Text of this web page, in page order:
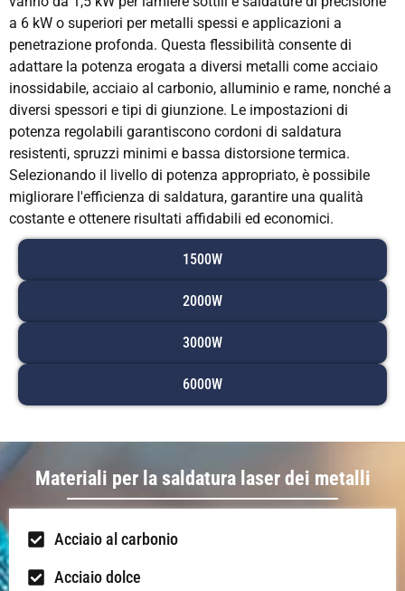
a 6 kW o superiori per metalli spessi e applicazioni a
penetrazione profonda. Questa flessibilità consente di
adattare la potenza erogata a diversi metalli come acciaio
inossidabile, acciaio al carbonio, alluminio e rame, nonché a
diversi spessori e tipi di giunzione. Le impostazioni di
potenza regolabili garantiscono cordoni di saldatura
resistenti, spruzzi minimi e bassa distorsione termica.
Selezionando il livello di potenza appropriato, è possibile
migliorare l'efficienza di saldatura, garantire una qualità
costante e ottenere risultati affidabili ed economici.
1500W
2000W
3000W
6000W
Materiali per la saldatura laser dei metalli
Acciaio al carbonio
Acciaio dolce